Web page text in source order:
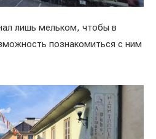
лишь мельком, чтобы в
познакомиться с ним